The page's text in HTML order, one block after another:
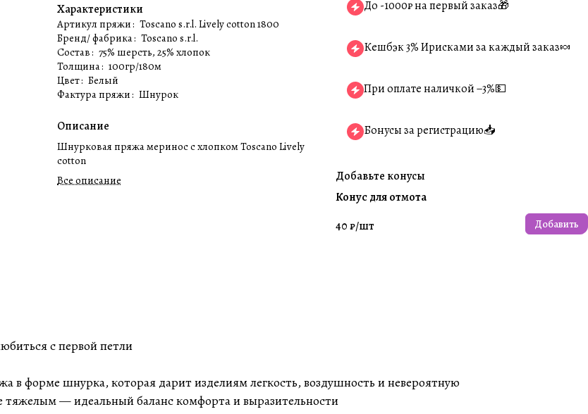
Характеристики
Артикул пряжи: Toscano s.r.l. Lively cotton 1800
Бренд/ фабрика: Toscano s.r.l.
Состав: 75% шерсть, 25% хлопок
Толщина: 100гр/180м
Цвет: Белый
Фактура пряжи: Шнурок
Описание
Шнурковая пряжа меринос с хлопком Toscano Lively
cotton
Все описание
До -1000₽ на первый заказ🎁
Кешбэк 3% Ирисками за каждый заказ🍬
При оплате наличкой −3%💵
Бонусы за регистрацию📥
Добавьте конусы
Конус для отмота
40 ₽/шт Добавить
с первой петли
в форме шнурка, которая дарит изделиям легкость, воздушность и невероятную
— идеальный баланс комфорта и выразительности